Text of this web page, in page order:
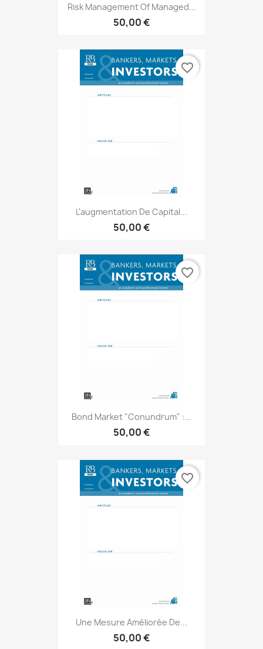
Risk Management Of Managed...
50,00 €
L'augmentation De Capital...
50,00 €
favorite_border
Bond Market "Conundrum" :...
50,00 €
favorite_border
Une Mesure Améliorée De...
50,00 €
favorite_border